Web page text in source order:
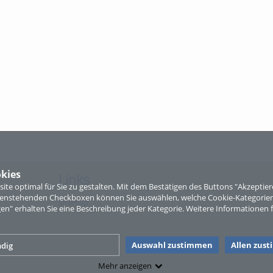
optimal für Sie zu gestalten. Mit dem Bestätigen des Buttons
Checkboxen können Sie auswählen, welche Cookie-
erhalten Sie eine Beschreibung jeder Kategorie. Weitere Informationen
Auswahl zustimmen
Allen
Mehr anzeigen
Links
Sitemap